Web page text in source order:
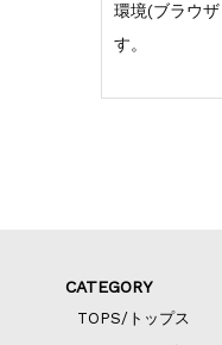
環境(ブラウ
す。
CATEGORY
TOPS/トップス